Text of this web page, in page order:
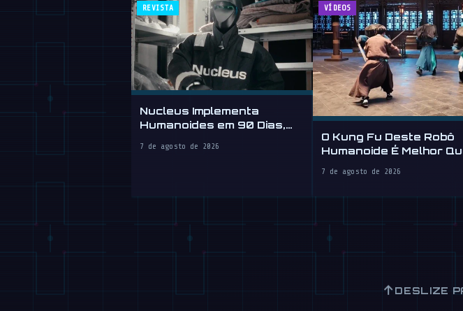
REVISTA
Nucleus Implementa
Humanoides em 90 Dias,
Hora
7 de agosto de 2026
VÍDEOS
O Kung Fu Deste Robô
Humanoide É Melhor
7 de agosto de 2026
↑ DESLIZE